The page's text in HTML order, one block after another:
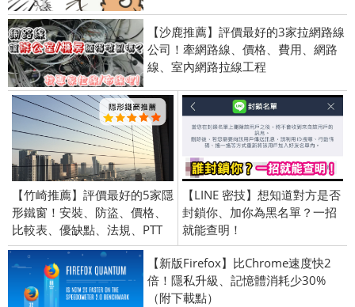
【沙鹿推薦】評價最好的3家拉網路線
公司！牽網路線、價格、費用、網路
線、室內網路拉線工程
【竹崎推薦】評價最好的5家隱
形鐵窗！安裝、防盜、價格、
比較表、優缺點、法規、PTT
【LINE 密技】想知道對方是否
封鎖你、加你為黑名單？一招
就能查明！
【新版Firefox】比Chrome速度快2
倍！隱私升級、記憶體消耗少30%
（附下載點）